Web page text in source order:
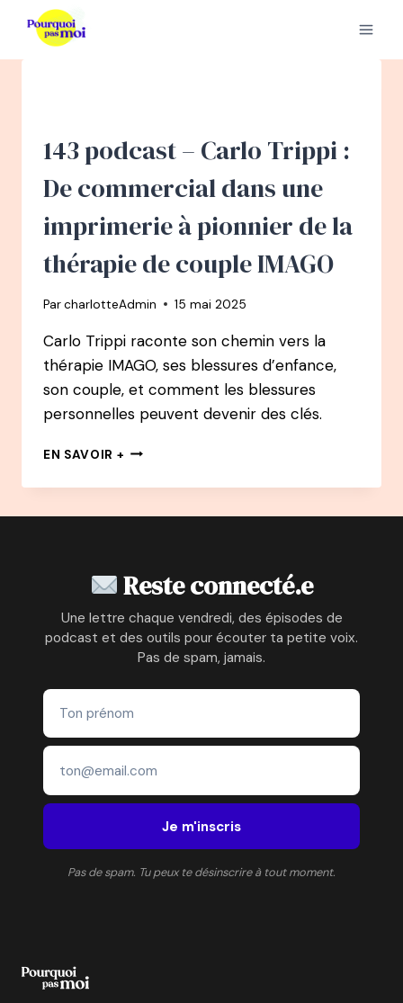
contenu
143 podcast – Carlo Trippi :
De commercial dans une
imprimerie à pionnier de la
thérapie de couple IMAGO
ParcharlotteAdmin 15 mai 2025
Carlo Trippi raconte son chemin vers la
thérapie IMAGO, ses blessures d’enfance,
son couple, et comment les blessures
personnelles peuvent devenir des clés.
EN SAVOIR + 143
–
COMMERCIAL
UNE
IMPRIMERIE
LA
COUPLE
Reste connecté.e
Une lettre chaque vendredi, des épisodes de
podcast et des outils pour écouter ta petite voix.
Pas de spam, jamais.
Je m'inscris
Pas de spam. Tu peux te désinscrire à tout moment.